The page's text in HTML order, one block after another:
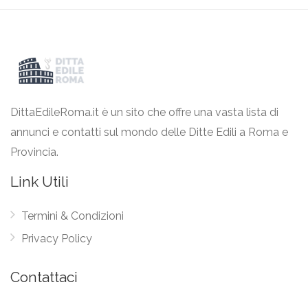
DittaEdileRoma.it è un sito che offre una vasta lista di
annunci e contatti sul mondo delle Ditte Edili a Roma e
Provincia.
Link Utili
Termini & Condizioni
Privacy Policy
Contattaci